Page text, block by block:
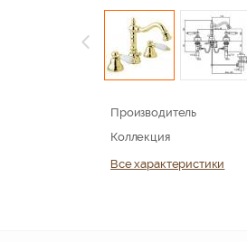
Производитель
Коллекция
Все характеристики